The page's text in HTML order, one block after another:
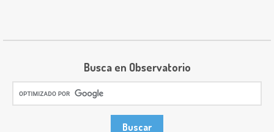
Busca en Observatorio